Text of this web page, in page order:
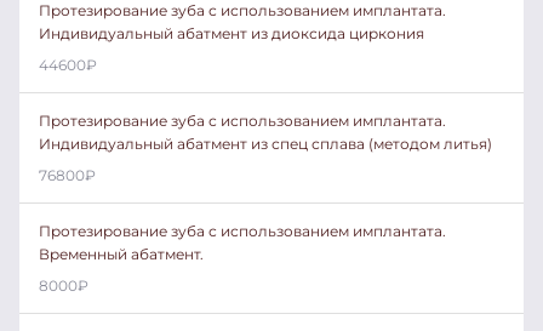
Протезирование зуба с использованием имплантата.
Индивидуальный абатмент из диоксида циркония
44600₽
Протезирование зуба с использованием имплантата.
Индивидуальный абатмент из спец сплава (методом литья)
76800₽
Протезирование зуба с использованием имплантата.
Временный абатмент.
8000₽